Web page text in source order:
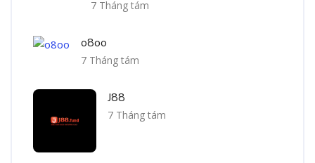
7 Tháng tám
o8oo
7 Tháng tám
J88
7 Tháng tám